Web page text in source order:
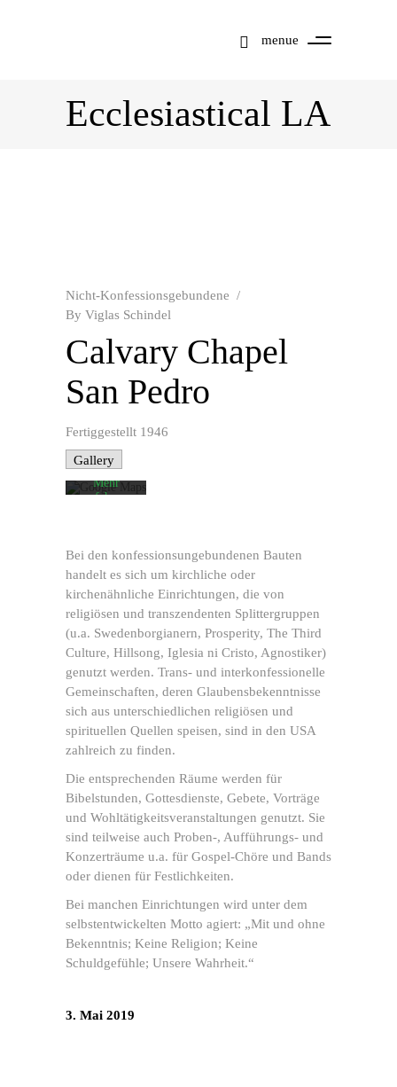
menue
Ecclesiastical LA
Nicht-Konfessionsgebundene
By Viglas Schindel
Calvary Chapel
San Pedro
Fertiggestellt 1946
Gallery
Laden der
Karte
Sie die
Datenschutzerklärung
von
Google.
Mehr
erfahren
Google
Maps immer
Bei den konfessionsungebundenen Bauten
handelt es sich um kirchliche oder
kirchenähnliche Einrichtungen, die von
religiösen und transzendenten Splittergruppen
(u.a. Swedenborgianern, Prosperity, The Third
Culture, Hillsong, Iglesia ni Cristo, Agnostiker)
genutzt werden. Trans- und interkonfessionelle
Gemeinschaften, deren Glaubensbekenntnisse
sich aus unterschiedlichen religiösen und
spirituellen Quellen speisen, sind in den USA
zahlreich zu finden.
Die entsprechenden Räume werden für
Bibelstunden, Gottesdienste, Gebete, Vorträge
und Wohltätigkeitsveranstaltungen genutzt. Sie
sind teilweise auch Proben-, Aufführungs- und
Konzerträume u.a. für Gospel-Chöre und Bands
oder dienen für Festlichkeiten.
Bei manchen Einrichtungen wird unter dem
selbstentwickelten Motto agiert: „Mit und ohne
Bekenntnis; Keine Religion; Keine
Schuldgefühle; Unsere Wahrheit.“
3. Mai 2019